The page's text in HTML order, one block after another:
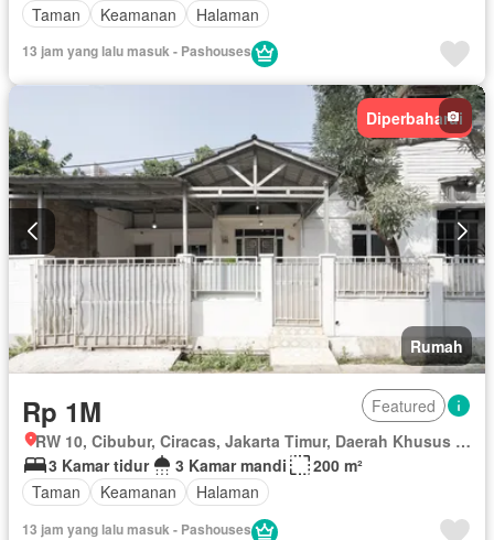
Taman
Keamanan Halaman
13 jam yang lalu masuk - Pashouses
Diperbaharui
Rumah
Rp 1M
Featured
RW 10, Cibubur, Ciracas, Jakarta Timur, Daerah Khusus Ibukota Jakarta
3 Kamar tidur
3 Kamar mandi
200 m²
Taman
Keamanan Halaman
13 jam yang lalu masuk - Pashouses